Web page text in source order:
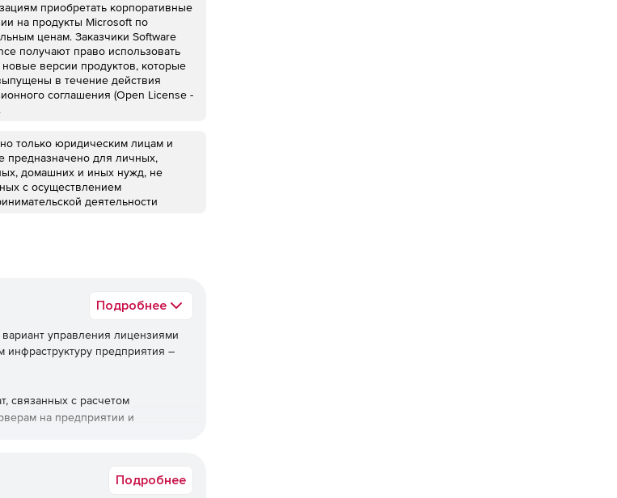
приобретать корпоративные
на продукты Microsoft по
ценам. Заказчики Software
получают право использовать
версии продуктов, которые
в течение действия
соглашения (Open License -
только юридическим лицам и
предназначено для личных,
домашних и иных нужд, не
с осуществлением
деятельности
Подробнее
управления лицензиями
инфраструктуру предприятия –
связанных с расчетом
на предприятии и
Подробнее